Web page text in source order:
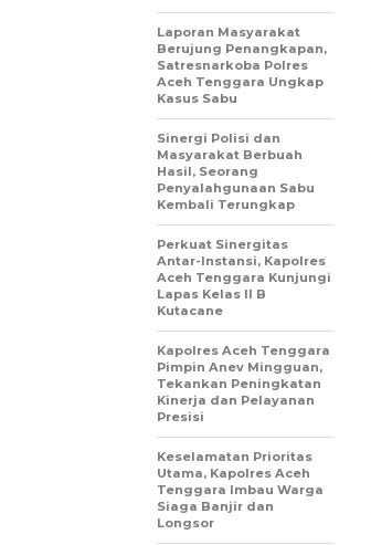
Laporan Masyarakat
Berujung Penangkapan,
Satresnarkoba Polres
Aceh Tenggara Ungkap
Kasus Sabu
Sinergi Polisi dan
Masyarakat Berbuah
Hasil, Seorang
Penyalahgunaan Sabu
Kembali Terungkap
Perkuat Sinergitas
Antar-Instansi, Kapolres
Aceh Tenggara Kunjungi
Lapas Kelas II B
Kutacane
Kapolres Aceh Tenggara
Pimpin Anev Mingguan,
Tekankan Peningkatan
Kinerja dan Pelayanan
Presisi
Keselamatan Prioritas
Utama, Kapolres Aceh
Tenggara Imbau Warga
Siaga Banjir dan
Longsor